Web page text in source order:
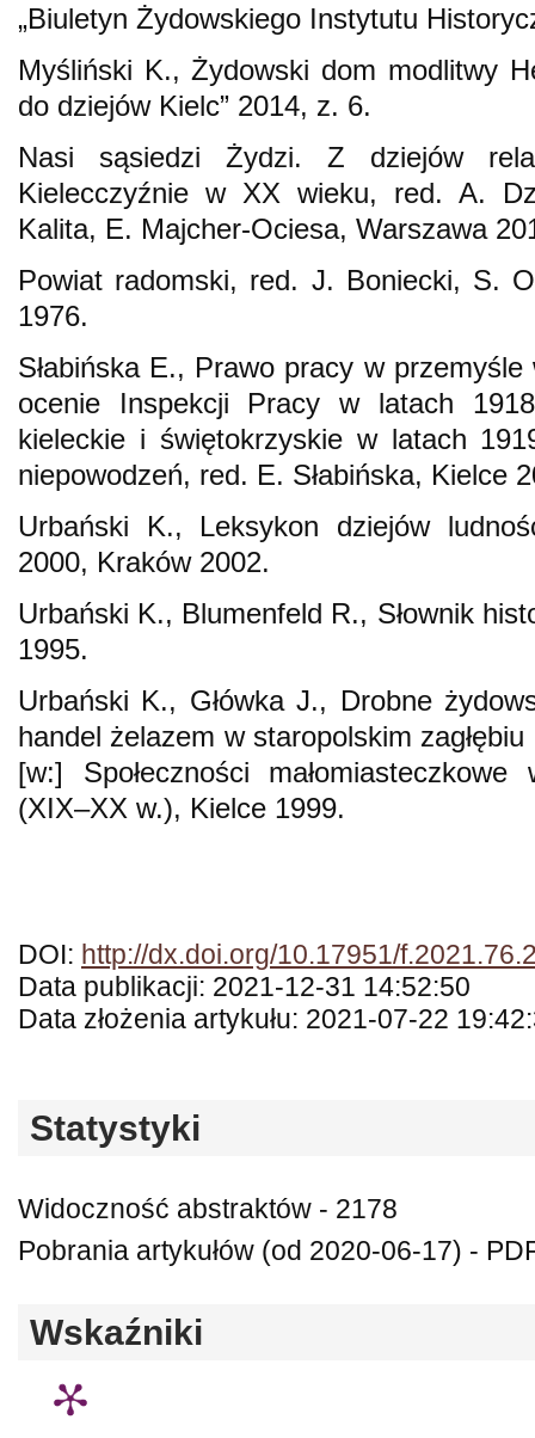
„Biuletyn Żydowskiego Instytutu
Myśliński K., Żydowski dom modlitwy
do dziejów Kielc” 2014, z. 6.
Nasi sąsiedzi Żydzi. Z dziejów
Kielecczyźnie w XX wieku, red. A.
Kalita, E. Majcher-Ociesa, Warszawa
Powiat radomski, red. J. Boniecki, S.
1976.
Słabińska E., Prawo pracy w
ocenie Inspekcji Pracy w latach
kieleckie i świętokrzyskie w latach
niepowodzeń, red. E. Słabińska, Kielce
Urbański K., Leksykon dziejów
2000, Kraków 2002.
Urbański K., Blumenfeld R., Słownik
1995.
Urbański K., Główka J., Drobne
handel żelazem w staropolskim
[w:] Społeczności
(XIX–XX w.), Kielce 1999.
DOI: http://dx.doi.org/10.17951/
Data publikacji: 2021-12-31 14:52:50
Data złożenia artykułu: 2021-07-22
Statystyki
Widoczność abstraktów - 2178
Pobrania artykułów (od 2020-06-17) -
Wskaźniki